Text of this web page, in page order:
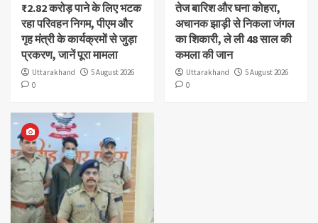
₹2.82 करोड़ पाने के लिए भटक
रहा परिवहन निगम, पीएम और
गृह मंत्री के कार्यक्रमों से जुड़ा
प्रकरण, जानें पूरा मामला
Uttarakhand
5 August 2026
0
तेज बारिश और घना कोहरा,
अचानक झाड़ी से निकला जंगल
का शिकारी, ले ली 48 साल की
कमला की जान
Uttarakhand
5 August 2026
0